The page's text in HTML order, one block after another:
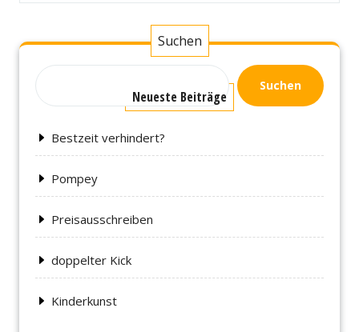
Suchen
Suchen
Neueste Beiträge
Bestzeit verhindert?
Pompey
Preisausschreiben
doppelter Kick
Kinderkunst